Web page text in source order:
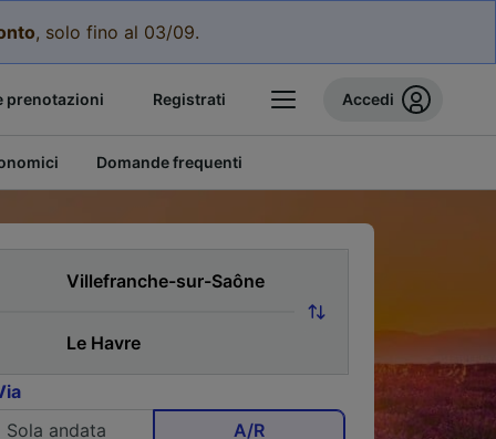
, solo fino al 03/09.
prenotazioni Registrati Accedi
Domande frequenti
Sola andata
A/R